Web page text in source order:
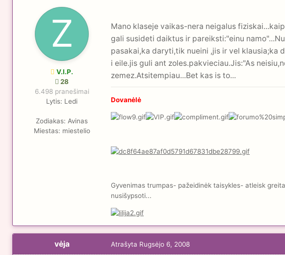
V.I.P.
28
6.498 pranešimai
Lytis: Ledi
Zodiakas: Avinas
Miestas: miestelio
Mano klaseje vaikas-nera neigalus
gali susideti daiktus ir pareiksti:"einu
pasakai,ka daryti,tik nueini ,jis ir vel klausia;ka
i eile.jis guli ant zoles.pakvieciau.Jis:"As
zemez.Atsitempiau...Bet kas is to...
Dovanėlė
Gyvenimas trumpas- pažeidinėk taisykles- atleisk
nusišypsoti...
vėja Atrašyta Rugsėjo 6, 2008